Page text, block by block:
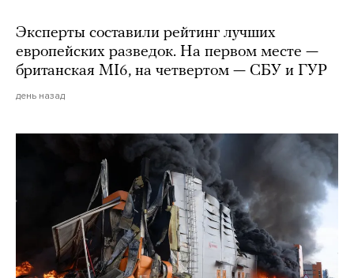
Эксперты составили рейтинг лучших
европейских разведок. На первом месте —
британская MI6, на четвертом — СБУ и ГУР
день назад